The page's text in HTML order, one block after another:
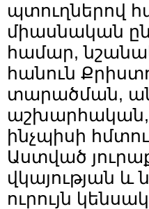
պտուղներով
միասնական
համար,
հանուն
տարածման,
աշխարհական,
ինչպիսի
Աստված
վկայության և
ուրույն